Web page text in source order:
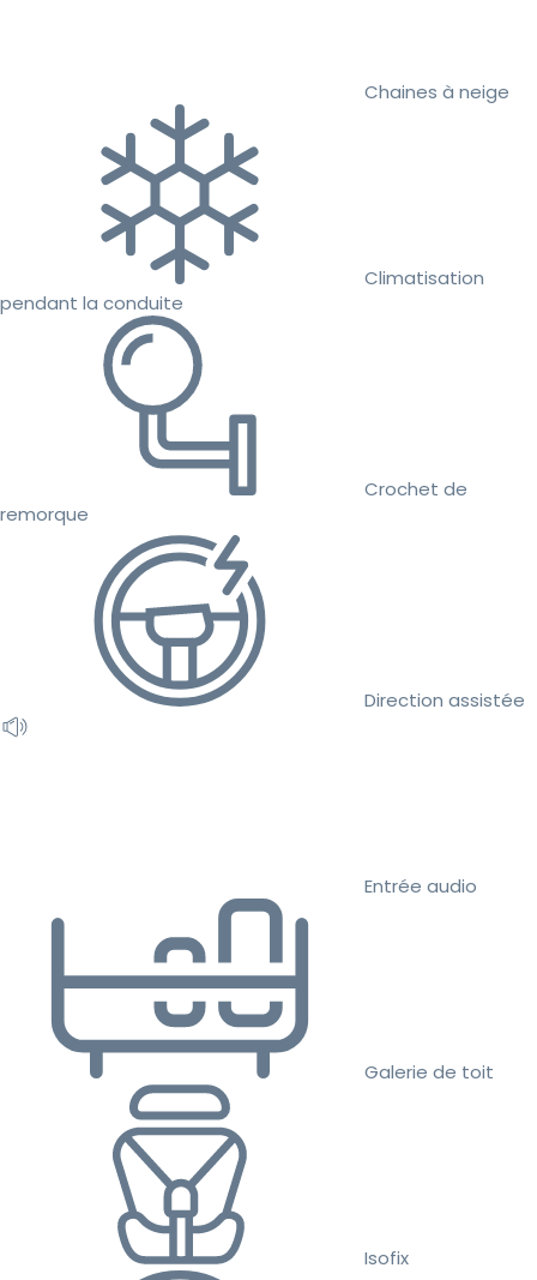
Chaines à neige
Climatisation
pendant la conduite
Crochet de
remorque
Direction assistée
Entrée audio
Galerie de toit
Isofix